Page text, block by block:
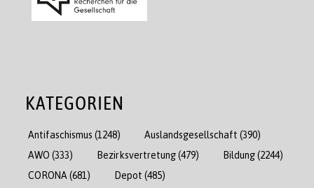
KATEGORIEN
Antifaschismus (1248) Auslandsgesellschaft (390)
AWO (333) Bezirksvertretung(479) Bildung(2244)
CORONA (681) Depot (485)